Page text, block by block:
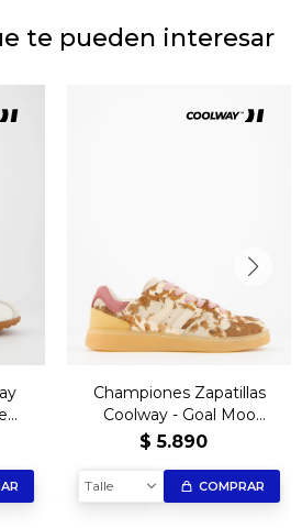
te pueden interesar
Championes Zapatillas
Coolway - Goal Moo
Splash Edición Limitada
$ 5.890
Talle COMPRAR